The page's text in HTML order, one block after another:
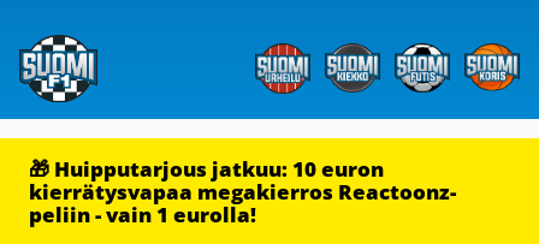
🎁 Huipputarjous jatkuu: 10 euron
kierrätysvapaa megakierros Reactoonz-
peliin - vain 1 eurolla!